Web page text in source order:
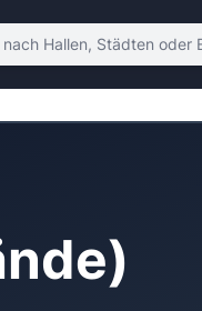
Hallen, Städten